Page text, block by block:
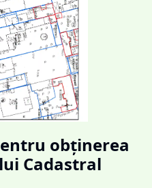
obținerea
Cadastral